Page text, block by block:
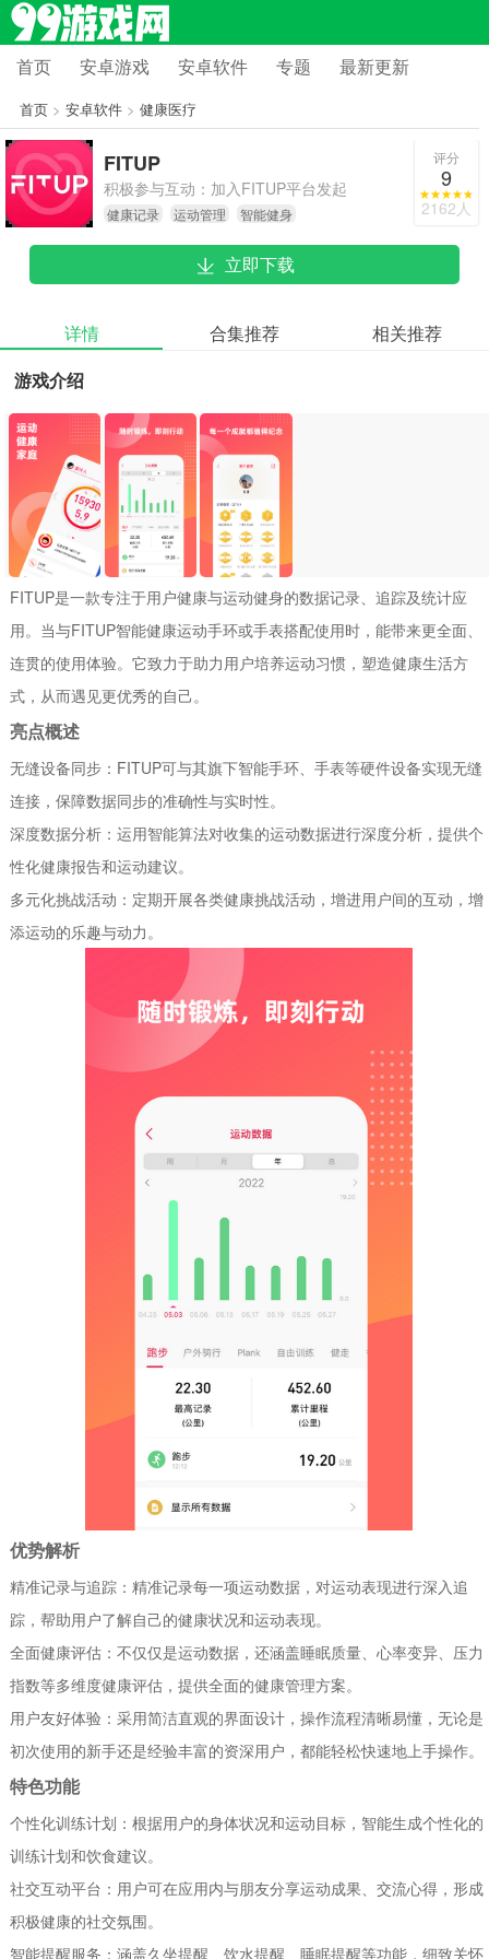
首页 安卓游戏 安卓软件 专题 最新更新
首页> 安卓软件> 健康医疗
FITUP
积极参与互动：加入FITUP平台发起
的挑战活动，分享自己的运动成果，
和社区里的其他用户交流互动，一起
提升健康状态。
健康记录 运动管理 智能健身
评分
9
2162人
立即下载
详情 合集推荐
相关推荐
游戏介绍
FITUP是一款专注于用户健康与运动健身的数据记录、追踪及统计应
用。当与FITUP智能健康运动手环或手表搭配使用时，能带来更全面、
连贯的使用体验。它致力于助力用户培养运动习惯，塑造健康生活方
式，从而遇见更优秀的自己。
亮点概述
无缝设备同步：FITUP可与其旗下智能手环、手表等硬件设备实现无缝
连接，保障数据同步的准确性与实时性。
深度数据分析：运用智能算法对收集的运动数据进行深度分析，提供个
性化健康报告和运动建议。
多元化挑战活动：定期开展各类健康挑战活动，增进用户间的互动，增
添运动的乐趣与动力。
优势解析
精准记录与追踪：精准记录每一项运动数据，对运动表现进行深入追
踪，帮助用户了解自己的健康状况和运动表现。
全面健康评估：不仅仅是运动数据，还涵盖睡眠质量、心率变异、压力
指数等多维度健康评估，提供全面的健康管理方案。
用户友好体验：采用简洁直观的界面设计，操作流程清晰易懂，无论是
初次使用的新手还是经验丰富的资深用户，都能轻松快速地上手操作。
特色功能
个性化训练计划：根据用户的身体状况和运动目标，智能生成个性化的
训练计划和饮食建议。
社交互动平台：用户可在应用内与朋友分享运动成果、交流心得，形成
积极健康的社交氛围。
智能提醒服务：涵盖久坐提醒、饮水提醒、睡眠提醒等功能，细致关怀